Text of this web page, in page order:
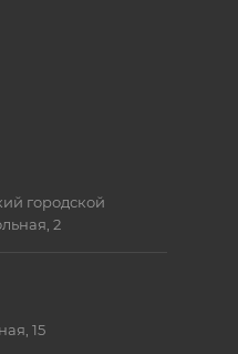
городской
2
15